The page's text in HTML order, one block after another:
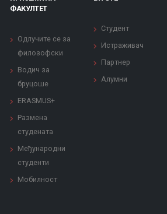
ФАКУЛТЕТ
Одлучите се за
филозофски
Водич за
бруцоше
ERASMUS+
Размена
студената
Међународни
студенти
Мобилност
Студент
Истраживач
Партнер
Алумни